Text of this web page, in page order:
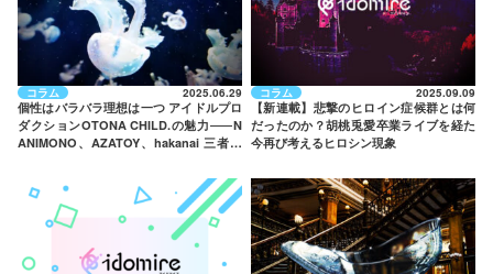
コラム 2025.06.29
個性はバラバラ理想は一つ アイドルプロ
ダクションOTONA CHILD.の魅力——N
ANIMONO、AZATOY、hakanai 三者三
コラム 2025.09.09
【新連載】悲撃のヒロイン症候群とは何
だったのか？胡桃兎愛卒業ライブを経た
今再び考えるヒロシン現象